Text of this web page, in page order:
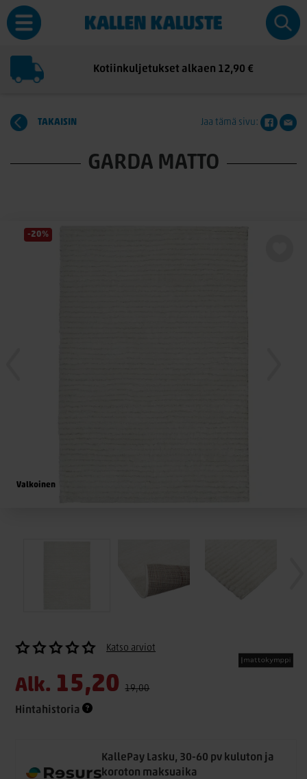
Kotiinkuljetukset alkaen 12,90 €
TAKAISIN Jaa tämä sivu:
GARDA MATTO
-20%
Valkoinen
Katso arviot
Alk. 15,20 19,00
Hintahistoria
KallePay Lasku, 30-60 pv kuluton ja
koroton maksuaika